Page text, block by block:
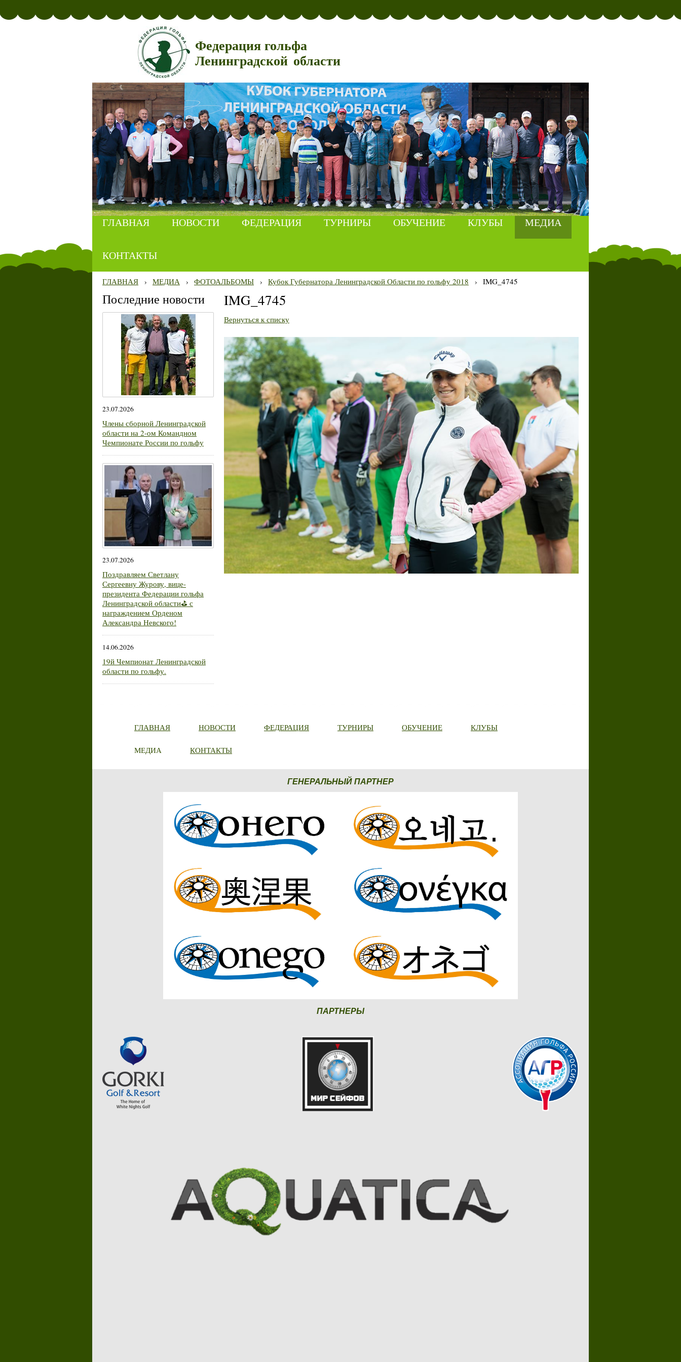
Федерация гольфа
Ленинградской области
ГЛАВНАЯ НОВОСТИ ФЕДЕРАЦИЯ ТУРНИРЫ ОБУЧЕНИЕ КЛУБЫ МЕДИА
КОНТАКТЫ
ГЛАВНАЯ › МЕДИА › ФОТОАЛЬБОМЫ › Кубок Губернатора Ленинградской Области по гольфу 2018 › IMG_4745
Последние новости
23.07.2026
Члены сборной Ленинградской
области на 2-ом Командном
Чемпионате России по гольфу
23.07.2026
Поздравляем Светлану
Сергеевну Журову, вице-
президента Федерации гольфа
Ленинградской области⛳ с
награждением Орденом
Александра Невского!
14.06.2026
19й Чемпионат Ленинградской
области по гольфу.
IMG_4745
Вернуться к списку
ГЛАВНАЯ НОВОСТИ ФЕДЕРАЦИЯ ТУРНИРЫ ОБУЧЕНИЕ КЛУБЫ
МЕДИА КОНТАКТЫ
ГЕНЕРАЛЬНЫЙ ПАРТНЕР
ПАРТНЕРЫ